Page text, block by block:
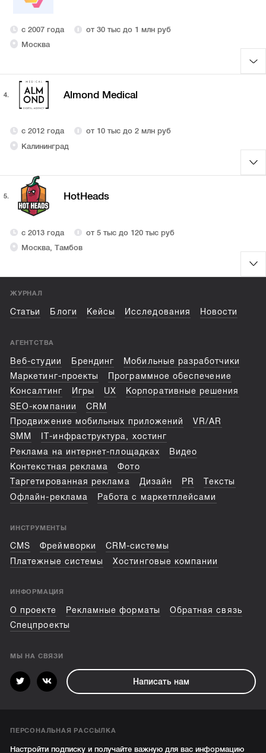
с 2007 года
от 30 тыс до 1 млн руб
Москва
4. Almond Medical
с 2012 года
от 10 тыс до 2 млн руб
Калининград
5. HotHeads
с 2013 года
от 5 тыс до 120 тыс руб
Москва, Тамбов
ЖУРНАЛ
Статьи Блоги Кейсы Исследования Новости
АГЕНТСТВА
Веб-студии Брендинг
Мобильные разработчики
Маркетинг-проекты
Программное обеспечение
Консалтинг
Игры UX
Корпоративные решения
SEO-компании
CRM
Продвижение мобильных приложений
VR/AR
SMM
IT-инфраструктура, хостинг
Реклама на интернет-площадках
Видео
Контекстная реклама
Фото
Таргетированная реклама
Дизайн PR
Тексты
Офлайн-реклама
Работа с маркетплейсами
ИНСТРУМЕНТЫ
CMS Фреймворки
CRM-системы
Платежные системы
Хостинговые компании
ИНФОРМАЦИЯ
О проекте Рекламные форматы
Обратная связь
Спецпроекты
МЫ НА СВЯЗИ
Написать нам
ПЕРСОНАЛЬНАЯ РАССЫЛКА
Настройти подписку и получайте важную для вас информацию